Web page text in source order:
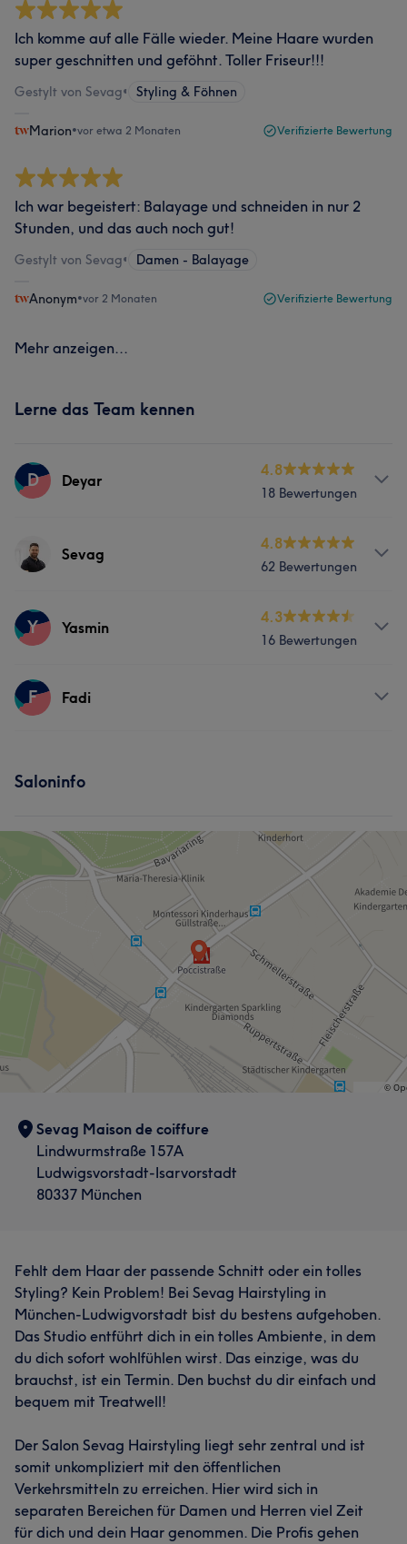
Ich komme auf alle Fälle wieder. Meine Haare wurden
super geschnitten und geföhnt. Toller Friseur!!!
Gestylt von Sevag• Styling & Föhnen
Marion•vor etwa 2 Monaten Verifizierte Bewertung
Ich war begeistert: Balayage und schneiden in nur 2
Stunden, und das auch noch gut!
Gestylt von Sevag• Damen - Balayage
Anonym•vor 2 Monaten Verifizierte Bewertung
Mehr anzeigen...
Lerne das Team kennen
D Deyar
4.8
18 Bewertungen
Services
Sevag
4.8
62 Bewertungen
Services
Y Yasmin
4.3
16 Bewertungen
Services
F Fadi
Saloninfo
Sevag Maison de coiffure
Lindwurmstraße 157A
Ludwigsvorstadt-Isarvorstadt
80337 München
Fehlt dem Haar der passende Schnitt oder ein tolles
Styling? Kein Problem! Bei Sevag Hairstyling in
München-Ludwigvorstadt bist du bestens aufgehoben.
Das Studio entführt dich in ein tolles Ambiente, in dem
du dich sofort wohlfühlen wirst. Das einzige, was du
brauchst, ist ein Termin. Den buchst du dir einfach und
bequem mit Treatwell!
Der Salon Sevag Hairstyling liegt sehr zentral und ist
somit unkompliziert mit den öffentlichen
Verkehrsmitteln zu erreichen. Hier wird sich in
separaten Bereichen für Damen und Herren viel Zeit
für dich und dein Haar genommen. Die Profis gehen